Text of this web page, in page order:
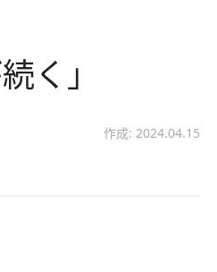
く」
作成: 2024.04.15